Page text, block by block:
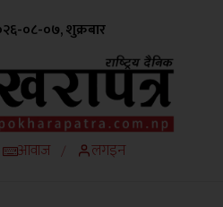
०८-०७, शुक्रबार
आवाज / लगइन